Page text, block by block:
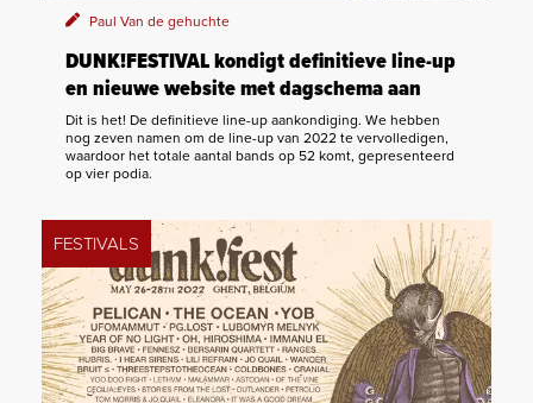
Paul Van de gehuchte
DUNK!FESTIVAL kondigt definitieve line-up
en nieuwe website met dagschema aan
Dit is het! De definitieve line-up aankondiging. We hebben
nog zeven namen om de line-up van 2022 te vervolledigen,
waardoor het totale aantal bands op 52 komt, gepresenteerd
op vier podia.
FESTIVALS